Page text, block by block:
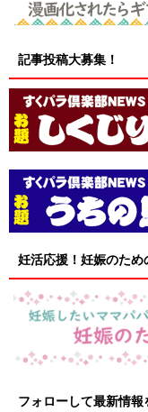
記事投稿大募集！
妊活応援！妊娠のため
フォローして最新情報